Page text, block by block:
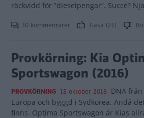
räckvidd för ”dieselpengar”. Succé?
30 kommentarer Gasa (21)
Provkörning: Kia
Sportswagon (2016)
PROVKÖRNING 15 oktober 2016 DNA från
Europa och byggd i Sydkorea. Ändå
finns. Optima Sportswagon är Kias